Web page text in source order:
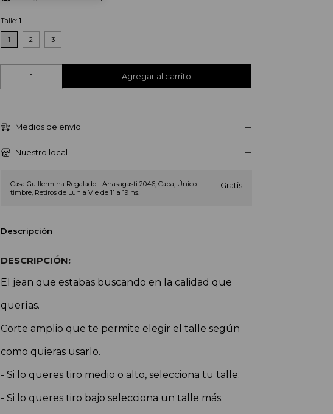
Talle: 1
1 2 3
Medios de envío
Nuestro local
Casa Guillermina Regalado - Anasagasti 2046, Caba, Único
timbre, Retiros de Lun a Vie de 11 a 19 hs.
Gratis
Descripción
DESCRIPCIÓN:
El jean que estabas buscando en la calidad que
querías.
Corte amplio que te permite elegir el talle según
como quieras usarlo.
- Si lo queres tiro medio o alto, selecciona tu talle.
- Si lo queres tiro bajo selecciona un talle más.